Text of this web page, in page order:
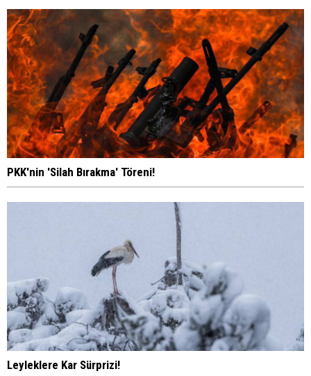
PKK'nin 'Silah Bırakma' Töreni!
Leyleklere Kar Sürprizi!